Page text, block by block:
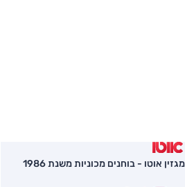
מגזין אוטו - בוחנים מכוניות משנת 1986